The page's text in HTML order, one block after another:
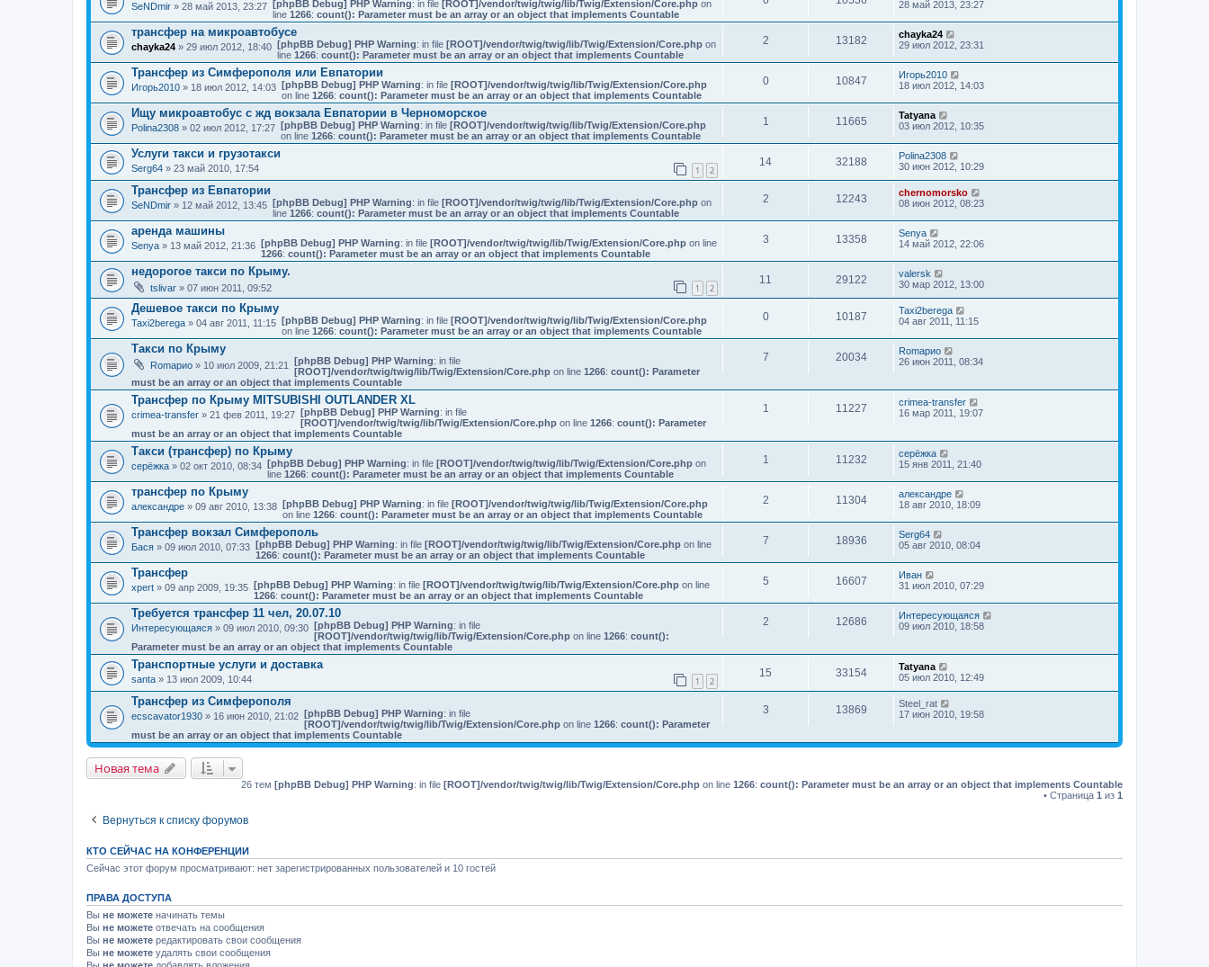
SeNDmir » 28 май 2013, 23:27 [phpBB Debug] PHP Warning: in file [ROOT]/vendor/twig/twig/lib/Twig/Extension/Core.phpon
line 1266: count(): Parameter must be an array or an object that implements Countable
28 май 2013, 23:27
трансфер на микроавтобусе
chayka24 » 29 июл 2012, 18:40 [phpBB Debug] PHP Warning: in file [ROOT]/vendor/twig/twig/lib/Twig/Extension/Core.phpon
line 1266: count(): Parameter must be an array or an object that implements Countable
2 13182
chayka24
29 июл 2012, 23:31
Трансфер из Симферополя или Евпатории
Игорь2010 » 18 июл 2012, 14:03 [phpBB Debug] PHP Warning: in file [ROOT]/vendor/twig/twig/lib/Twig/Extension/Core.php
on line 1266: count(): Parameter must be an array or an object that implements Countable
0 10847
Игорь2010
18 июл 2012, 14:03
Ищу микроавтобус с жд вокзала Евпатории в Черноморское
Polina2308 » 02 июл 2012, 17:27 [phpBB Debug] PHP Warning: in file [ROOT]/vendor/twig/twig/lib/Twig/Extension/Core.php
on line 1266: count(): Parameter must be an array or an object that implements Countable
1 11665
Tatyana
03 июл 2012, 10:35
Услуги такси и грузотакси
Serg64 » 23 май 2010, 17:54 1 2
14 32188
Polina2308
30 июн 2012, 10:29
Трансфер из Евпатории
SeNDmir » 12 май 2012, 13:45 [phpBB Debug] PHP Warning: in file [ROOT]/vendor/twig/twig/lib/Twig/Extension/Core.phpon
line 1266: count(): Parameter must be an array or an object that implements Countable
2 12243
chernomorsko
08 июн 2012, 08:23
аренда машины
Senya » 13 май 2012, 21:36 [phpBB Debug] PHP Warning: in file [ROOT]/vendor/twig/twig/lib/Twig/Extension/Core.phpon line
1266: count(): Parameter must be an array or an object that implements Countable
3 13358
Senya
14 май 2012, 22:06
недорогое такси по Крыму.
tslivar » 07 июн 2011, 09:52 1 2
11 29122
valersk
30 мар 2012, 13:00
Дешевое такси по Крыму
Taxi2berega » 04 авг 2011, 11:15 [phpBB Debug] PHP Warning: in file [ROOT]/vendor/twig/twig/lib/Twig/Extension/Core.php
on line 1266: count(): Parameter must be an array or an object that implements Countable
0 10187
Taxi2berega
04 авг 2011, 11:15
Такси по Крыму
Romaрио » 10 июл 2009, 21:21 [phpBB Debug] PHP Warning: in file
[ROOT]/vendor/twig/twig/lib/Twig/Extension/Core.phpon line 1266: count(): Parameter
must be an array or an object that implements Countable
7 20034
Romaрио
26 июн 2011, 08:34
Трансфер по Крыму MITSUBISHI OUTLANDER XL
crimea-transfer » 21 фев 2011, 19:27 [phpBB Debug] PHP Warning: in file
[ROOT]/vendor/twig/twig/lib/Twig/Extension/Core.phpon line 1266: count(): Parameter
must be an array or an object that implements Countable
1 11227
crimea-transfer
16 мар 2011, 19:07
Такси (трансфер) по Крыму
серёжка » 02 окт 2010, 08:34 [phpBB Debug] PHP Warning: in file [ROOT]/vendor/twig/twig/lib/Twig/Extension/Core.phpon
line 1266: count(): Parameter must be an array or an object that implements Countable
1 11232
серёжка
15 янв 2011, 21:40
трансфер по Крыму
александре » 09 авг 2010, 13:38 [phpBB Debug] PHP Warning: in file [ROOT]/vendor/twig/twig/lib/Twig/Extension/Core.php
on line 1266: count(): Parameter must be an array or an object that implements Countable
2 11304
александре
18 авг 2010, 18:09
Трансфер вокзал Симферополь
Бася » 09 июл 2010, 07:33 [phpBB Debug] PHP Warning: in file [ROOT]/vendor/twig/twig/lib/Twig/Extension/Core.phpon line
1266: count(): Parameter must be an array or an object that implements Countable
7 18936
Serg64
05 авг 2010, 08:04
Трансфер
xpert » 09 апр 2009, 19:35 [phpBB Debug] PHP Warning: in file [ROOT]/vendor/twig/twig/lib/Twig/Extension/Core.phpon line
1266: count(): Parameter must be an array or an object that implements Countable
5 16607
Иван
31 июл 2010, 07:29
Требуется трансфер 11 чел, 20.07.10
Интересующаяся » 09 июл 2010, 09:30 [phpBB Debug] PHP Warning: in file
[ROOT]/vendor/twig/twig/lib/Twig/Extension/Core.phpon line 1266: count():
Parameter must be an array or an object that implements Countable
2 12686
Интересующаяся
09 июл 2010, 18:58
Транспортные услуги и доставка
santa » 13 июл 2009, 10:44 1 2
15 33154
Tatyana
05 июл 2010, 12:49
Трансфер из Симферополя
ecscavator1930 » 16 июн 2010, 21:02 [phpBB Debug] PHP Warning: in file
[ROOT]/vendor/twig/twig/lib/Twig/Extension/Core.phpon line 1266: count(): Parameter
must be an array or an object that implements Countable
3 13869
Steel_rat
17 июн 2010, 19:58
Новая тема
26 тем [phpBB Debug] PHP Warning: in file [ROOT]/vendor/twig/twig/lib/Twig/Extension/Core.php on line 1266: count(): Parameter must be an array or an object that implements Countable
• Страница 1 из 1
Вернуться к списку форумов
КТО СЕЙЧАС НА КОНФЕРЕНЦИИ
Сейчас этот форум просматривают: нет зарегистрированных пользователей и 10 гостей
ПРАВА ДОСТУПА
Вы не можете начинать темы
Вы не можете отвечать на сообщения
Вы не можете редактировать свои сообщения
Вы не можете удалять свои сообщения
Вы не можете добавлять вложения